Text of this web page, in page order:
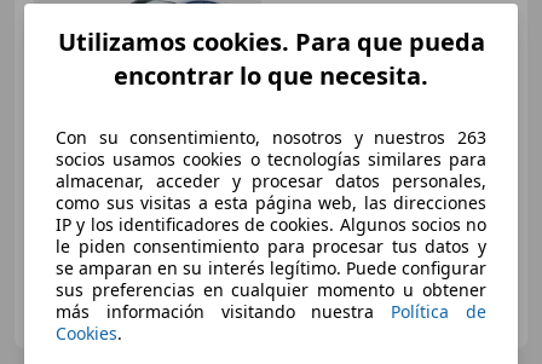
€ 9.200 1
03/2010 114.966 km Diésel
105 kW (143 CV)
OCASIONPLUS ZARAGOZA
ES-50013 ZARAGOZA
Utilizamos cookies. Para que pueda
encontrar lo que necesita.
Con su consentimiento, nosotros y nuestros 263
socios usamos cookies o tecnologías similares para
almacenar, acceder y procesar datos personales,
como sus visitas a esta página web, las direcciones
IP y los identificadores de cookies. Algunos socios no
le piden consentimiento para procesar tus datos y
se amparan en su interés legítimo. Puede configurar
sus preferencias en cualquier momento u obtener
más información visitando nuestra Política de
Cookies.